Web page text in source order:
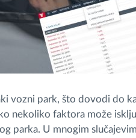
vozni park, što dovodi do
nekoliko faktora može
parka. U mnogim